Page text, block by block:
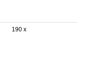
190 x